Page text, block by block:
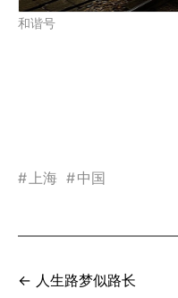
和谐号
#上海 #中国
← 人生路梦似路长